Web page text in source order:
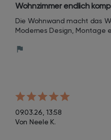
Wohnzimmer endlich
Die Wohnwand macht das
Modernes Design, Montage
09.03.26, 13:58
Von Neele K.